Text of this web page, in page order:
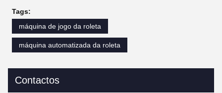
Tags:
máquina de jogo da roleta
máquina automatizada da roleta
Contactos